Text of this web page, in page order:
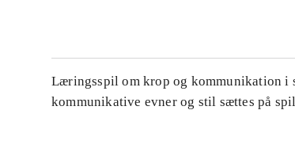
Læringsspil om krop og kommunikation i
kommunikative evner og stil sættes på